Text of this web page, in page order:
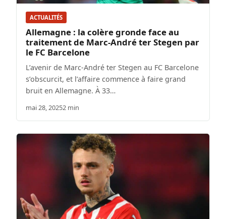
ACTUALITÉS
Allemagne : la colère gronde face au
traitement de Marc-André ter Stegen par
le FC Barcelone
L’avenir de Marc-André ter Stegen au FC Barcelone
s’obscurcit, et l’affaire commence à faire grand
bruit en Allemagne. À 33…
mai 28, 20252 min